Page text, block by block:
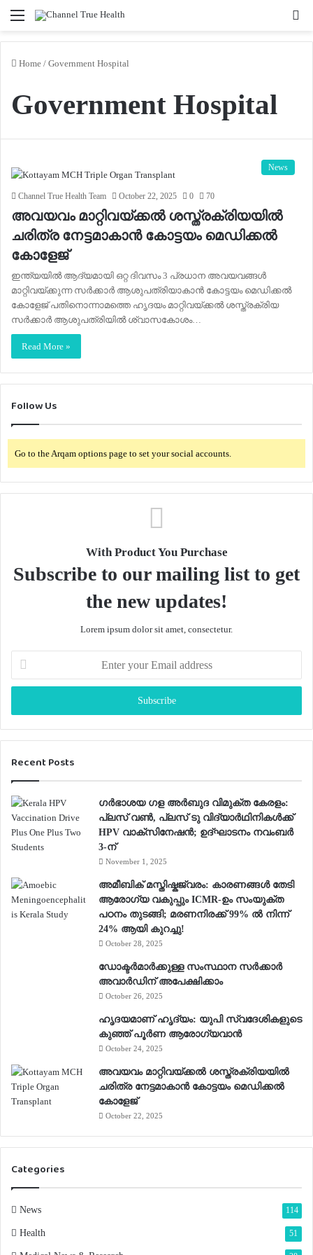
Menu
Home / Government Hospital
Government Hospital
News
Channel True Health Team October 22, 2025 0 70
അവയവം മാറ്റിവയ്ക്കല്‍ ശസ്ത്രക്രിയയില്‍
ചരിത്ര നേട്ടമാകാന്‍ കോട്ടയം മെഡിക്കല്‍
കോളേജ്
ഇന്ത്യയില്‍ ആദ്യമായി ഒറ്റ ദിവസം 3 പ്രധാന അവയവങ്ങള്‍
മാറ്റിവയ്ക്കുന്ന സര്‍ക്കാര്‍ ആശുപത്രിയാകാന്‍ കോട്ടയം മെഡിക്കല്‍
കോളേജ് പതിനൊന്നാമത്തെ ഹൃദയം മാറ്റിവയ്ക്കല്‍ ശസ്ത്രക്രിയ
സര്‍ക്കാര്‍ ആശുപത്രിയില്‍ ശ്വാസകോശം…
Read More »
Follow Us
Go to the Arqam options page to set your social accounts.
With Product You Purchase
Subscribe to our mailing list to get
the new updates!
Lorem ipsum dolor sit amet, consectetur.
t
r
y
u
m
a
i
l
d
Recent Posts
ഗർഭാശയ ഗള അർബുദ വിമുക്ത കേരളം:
പ്ലസ് വൺ, പ്ലസ് ടു വിദ്യാർഥിനികൾക്ക്
HPV വാക്‌സിനേഷൻ; ഉദ്ഘാടനം നവംബർ
3-ന്
November 1, 2025
അമീബിക് മസ്തിഷ്കജ്വരം: കാരണങ്ങൾ തേടി
ആരോഗ്യ വകുപ്പും ICMR-ഉം സംയുക്ത
പഠനം തുടങ്ങി; മരണനിരക്ക് 99% ൽ നിന്ന്
24% ആയി കുറച്ചു!
October 28, 2025
ഡോക്ടർമാർക്കുള്ള സംസ്ഥാന സർക്കാർ
അവാർഡിന് അപേക്ഷിക്കാം
October 26, 2025
ഹൃദയമാണ് ഹൃദ്യം: യുപി സ്വദേശികളുടെ
കുഞ്ഞ് പൂര്‍ണ ആരോഗ്യവാന്‍
October 24, 2025
അവയവം മാറ്റിവയ്ക്കല്‍ ശസ്ത്രക്രിയയില്‍
ചരിത്ര നേട്ടമാകാന്‍ കോട്ടയം മെഡിക്കല്‍
കോളേജ്
October 22, 2025
Categories
News 114
Health 51